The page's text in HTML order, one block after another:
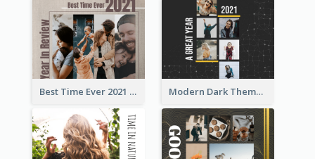
Best Time Ever 2021 Year in Review Photo Book Modern Dark Theme Year in Review Photo Book